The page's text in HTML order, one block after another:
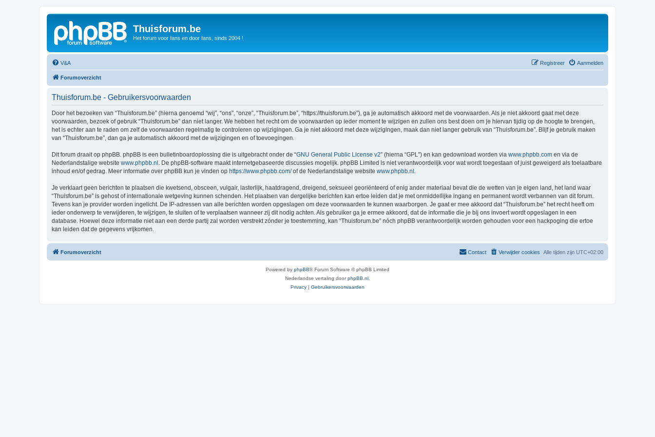
Thuisforum.be
Het forum voor fans en door fans, sinds 2004 !
V&A Aanmelden
Registreer
Forumoverzicht
Thuisforum.be - Gebruikersvoorwaarden
Door het bezoeken van “Thuisforum.be” (hierna genoemd “wij”, “ons”, “onze”, “Thuisforum.be”, “https://thuisforum.be”), ga je automatisch akkoord met de voorwaarden. Als je niet akkoord gaat met deze
voorwaarden, bezoek of gebruik “Thuisforum.be” dan niet langer. We hebben het recht om de voorwaarden op ieder moment te wijzigen en zullen ons best doen om je hiervan tijdig op de hoogte te brengen,
het is echter aan te raden om zelf de voorwaarden regelmatig te controleren op wijzigingen. Ga je niet akkoord met deze wijzigingen, maak dan niet langer gebruik van “Thuisforum.be”. Blijf je gebruik maken
van “Thuisforum.be”, dan ga je automatisch akkoord met de wijzigingen en of toevoegingen.
Dit forum draait op phpBB. phpBB is een bulletinboardoplossing die is uitgebracht onder de “GNU General Public License v2” (hierna “GPL”) en kan gedownload worden via www.phpbb.com en via de
Nederlandstalige website www.phpbb.nl . De phpBB-software maakt internetgebaseerde discussies mogelijk. phpBB Limited is niet verantwoordelijk voor wat wordt toegestaan of juist geweigerd als toelaatbare
inhoud en/of gedrag. Meer informatie over phpBB kun je vinden op https://www.phpbb.com/of de Nederlandstalige website www.phpbb.nl
Je verklaart geen berichten te plaatsen die kwetsend, obsceen, vulgair, lasterlijk, haatdragend, dreigend, seksueel georiënteerd of enig ander materiaal bevat die de wetten van je eigen land, het land waar
“Thuisforum.be” is gehost of internationale wetgeving kunnen schenden. Het plaatsen van dergelijke berichten kan ertoe leiden dat je met onmiddellijke ingang en permanent wordt verbannen van dit forum.
Tevens kan je provider worden ingelicht. De IP-adressen van alle berichten worden opgeslagen om deze voorwaarden te kunnen waarborgen. Je gaat er mee akkoord dat “Thuisforum.be” het recht heeft om
ieder onderwerp te verwijderen, te wijzigen, te sluiten of te verplaatsen wanneer zij dit nodig achten. Als gebruiker ga je ermee akkoord, dat de informatie die je bij ons invoert wordt opgeslagen in een
database. Hoewel deze informatie niet aan een derde partij zal worden verstrekt zónder je toestemming, kan “Thuisforum.be” nóch phpBB verantwoordelijk worden gehouden voor een hackpoging die ertoe
kan leiden dat de gegevens vrijkomen.
Forumoverzicht Alle tijden zijn UTC+02:00
Verwijder cookies
Contact
Powered by phpBB® Forum Software © phpBB Limited
Nederlandse vertaling doorphpBB.nl
Privacy | Gebruikersvoorwaarden